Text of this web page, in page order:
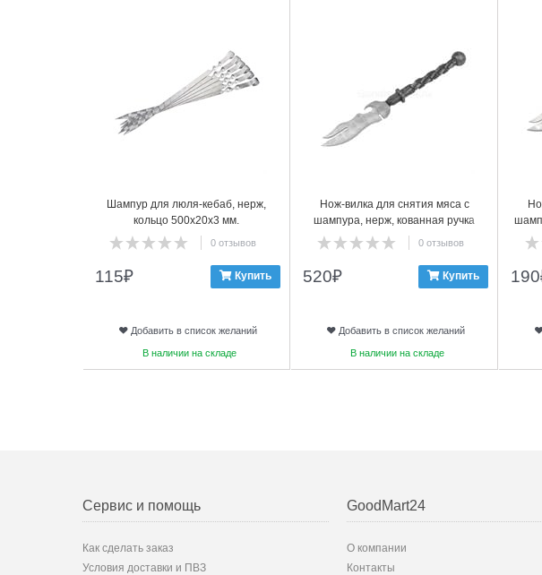
Шампур для люля-кебаб, нерж,
кольцо 500х20х3 мм.
0 отзывов
115₽ Купить
Добавить в список желаний
В наличии на складе
Нож-вилка для снятия мяса с
шампура, нерж, кованная ручка
0 отзывов
520₽ Купить
Добавить в список желаний
В наличии на складе
190
Сервис и помощь
Как сделать заказ
Условия доставки и ПВЗ
GoodMart24
О компании
Контакты